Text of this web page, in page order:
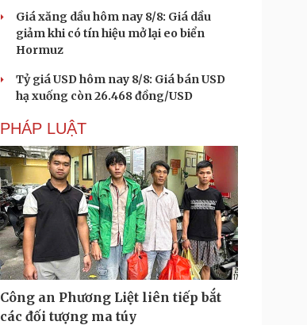
Giá xăng dầu hôm nay 8/8: Giá dầu
giảm khi có tín hiệu mở lại eo biển
Hormuz
Tỷ giá USD hôm nay 8/8: Giá bán USD
hạ xuống còn 26.468 đồng/USD
PHÁP LUẬT
Công an Phương Liệt liên tiếp bắt
các đối tượng ma túy